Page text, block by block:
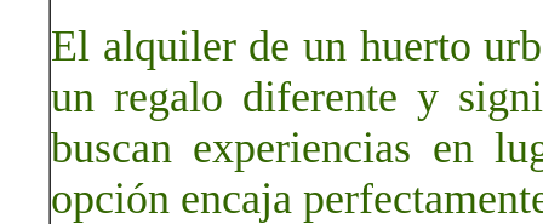
El alquiler de un huerto
un regalo diferente y
buscan experiencias en
opción encaja